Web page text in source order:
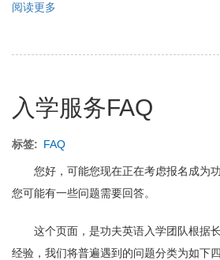
阅读更多
夫
课
程
服
使
用
定
入学服务FAQ
标签 FAQ
您好，可能您现在正在考虑报名成为
您可能有一些问题需要回答。
这个页面，是功夫英语入学团队根据
经验，我们将普遍遇到的问题分类为如下